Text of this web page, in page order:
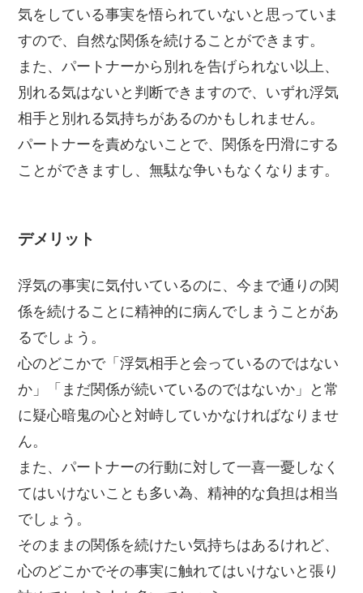
気をしている事実を悟られていないと思っていま
すので、自然な関係を続けることができます。
また、パートナーから別れを告げられない以上、
別れる気はないと判断できますので、いずれ浮気
相手と別れる気持ちがあるのかもしれません。
パートナーを責めないことで、関係を円滑にする
ことができますし、無駄な争いもなくなります。
デメリット
浮気の事実に気付いているのに、今まで通りの関
係を続けることに精神的に病んでしまうことがあ
るでしょう。
心のどこかで「浮気相手と会っているのではない
か」「まだ関係が続いているのではないか」と常
に疑心暗鬼の心と対峙していかなければなりませ
ん。
また、パートナーの行動に対して一喜一憂しなく
てはいけないことも多い為、精神的な負担は相当
でしょう。
そのままの関係を続けたい気持ちはあるけれど、
心のどこかでその事実に触れてはいけないと張り